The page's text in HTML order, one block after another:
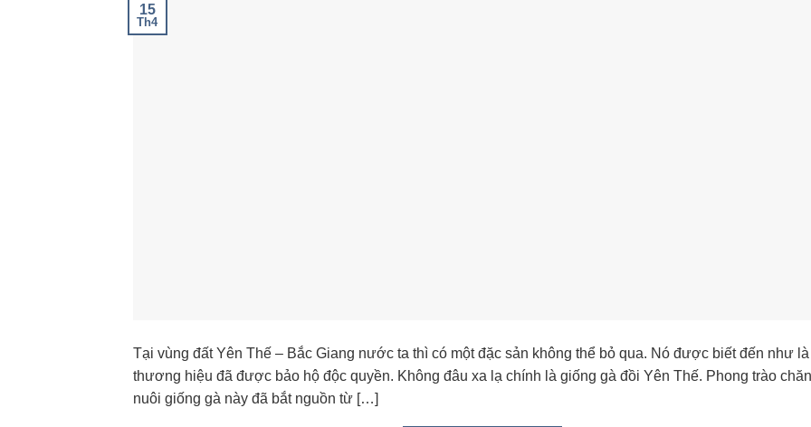
15
Th4
Tại vùng đất Yên Thế – Bắc Giang nước ta thì có một đặc sản không thể bỏ qua. Nó được biết đến như là
thương hiệu đã được bảo hộ độc quyền. Không đâu xa lạ chính là giống gà đồi Yên Thế. Phong trào chăn
nuôi giống gà này đã bắt nguồn từ […]